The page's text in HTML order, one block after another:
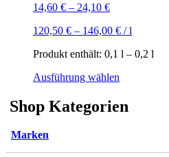
14,60 € – 24,10 €
120,50 € – 146,00 € /l
Produkt enthält: 0,1 l – 0,2 l
Ausführung wählen
mehrere
Die
Shop Kategorien
Marken